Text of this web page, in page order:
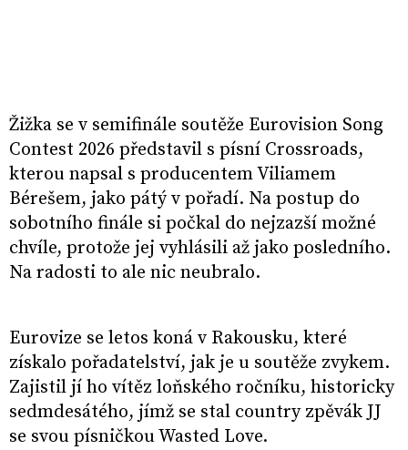
Žižka se v semifinále soutěže Eurovision Song
Contest 2026 představil s písní Crossroads,
kterou napsal s producentem Viliamem
Bérešem, jako pátý v pořadí. Na postup do
sobotního finále si počkal do nejzazší možné
chvíle, protože jej vyhlásili až jako posledního.
Na radosti to ale nic neubralo.
Eurovize se letos koná v Rakousku, které
získalo pořadatelství, jak je u soutěže zvykem.
Zajistil jí ho vítěz loňského ročníku, historicky
sedmdesátého, jímž se stal country zpěvák JJ
se svou písničkou Wasted Love.